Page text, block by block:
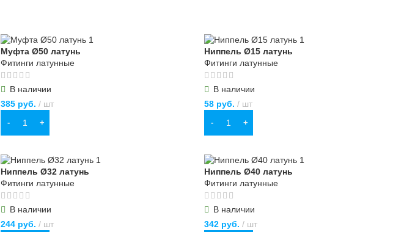
Муфта Ø50 латунь
Фитинги латунные
В наличии
385 руб. шт
В КОРЗИНУ
Ниппель Ø15 латунь
Фитинги латунные
В наличии
58 руб. шт
В КОРЗИНУ
Ниппель Ø32 латунь
Фитинги латунные
В наличии
244 руб. шт
Ниппель Ø40 латунь
Фитинги латунные
В наличии
342 руб. шт